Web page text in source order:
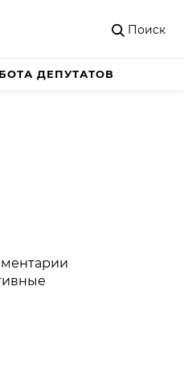
Поиск
ДЕПУТАТОВ